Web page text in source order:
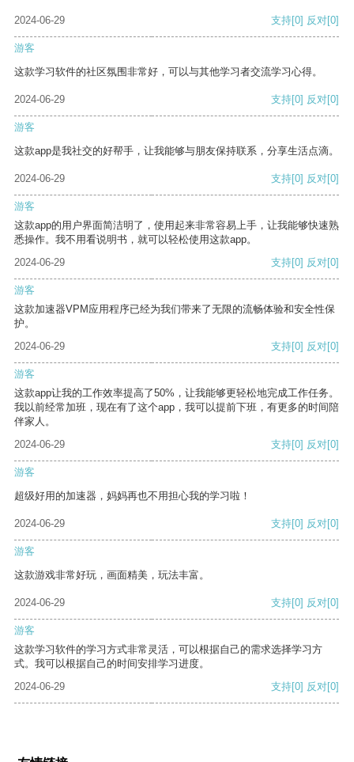
2024-06-29 支持[0] 反对[0]
游客
这款学习软件的社区氛围非常好，可以与其他学习者交流学习心得。
2024-06-29 支持[0] 反对[0]
游客
这款app是我社交的好帮手，让我能够与朋友保持联系，分享生活点滴。
2024-06-29 支持[0] 反对[0]
游客
这款app的用户界面简洁明了，使用起来非常容易上手，让我能够快速熟
悉操作。我不用看说明书，就可以轻松使用这款app。
2024-06-29
支持[0] 反对[0]
游客
这款加速器VPM应用程序已经为我们带来了无限的流畅体验和安全性保
护。
2024-06-29
支持[0] 反对[0]
游客
这款app让我的工作效率提高了50%，让我能够更轻松地完成工作任务。
我以前经常加班，现在有了这个app，我可以提前下班，有更多的时间陪
伴家人。
2024-06-29
支持[0] 反对[0]
游客
超级好用的加速器，妈妈再也不用担心我的学习啦！
2024-06-29 支持[0] 反对[0]
游客
这款游戏非常好玩，画面精美，玩法丰富。
2024-06-29 支持[0] 反对[0]
游客
这款学习软件的学习方式非常灵活，可以根据自己的需求选择学习方
式。我可以根据自己的时间安排学习进度。
2024-06-29
支持[0] 反对[0]